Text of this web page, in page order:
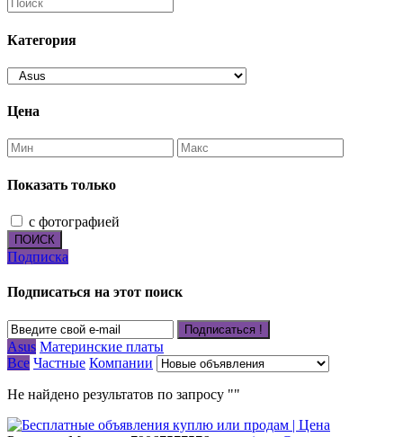
Категория
Цена
Показать только
с фотографией
ПОИСК
Подписка
Подписаться на этот поиск
Подписаться !
Asus Материнские платы
Все Частные Компании
Не найдено результатов по запросу ""